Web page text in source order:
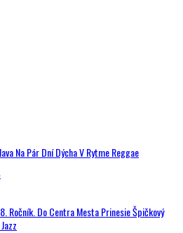
Na Pár Dní Dýcha V Rytme Reggae
Ročník. Do Centra Mesta Prinesie Špičkový